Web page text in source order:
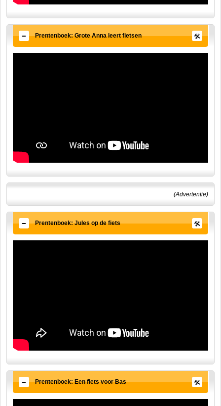
Prentenboek: Grote Anna leert fietsen
(Advertentie)
Prentenboek: Jules op de fiets
Prentenboek: Een fiets voor Bas